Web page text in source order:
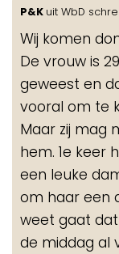
P&K uit WbD
Wij komen
De vrouw is
geweest en
vooral om te
Maar zij mag
hem. 1e keer
een leuke
om haar een
weet gaat dat
de middag al